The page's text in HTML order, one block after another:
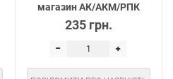
магазин АК/АКМ/РПК
235 грн.